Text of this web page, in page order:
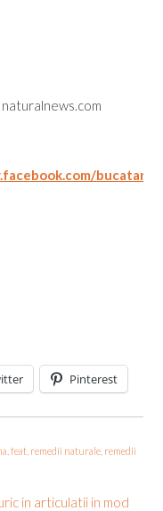
Pinterest
,feat remedii naturale remedii
in articulatii in mod